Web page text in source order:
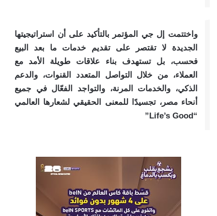
واختتمت إل جي المؤتمر بالتأكيد على أن استراتيجيتها
الجديدة لا تقتصر على تقديم خدمات ما بعد البيع
فحسب، بل تستهدف بناء علاقات طويلة الأمد مع
العملاء، من خلال التواصل المتعدد القنوات، والدعم
الذكي، والخدمات المرنة، والتواجد الفعّال في جميع
أنحاء مصر، تجسيدًا للمعنى الحقيقي لشعارها العالمي
“Life’s Good”